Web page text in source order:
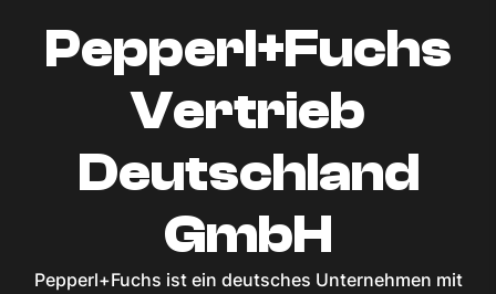
Pepperl+Fuchs
Vertrieb
Deutschland
GmbH
Pepperl+Fuchs ist ein deutsches Unternehmen mit